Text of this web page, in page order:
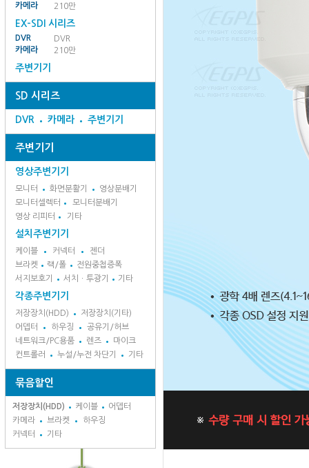
카메라
210만
EX-SDI 시리즈
DVR
DVR
카메라
210만
주변기기
SD 시리즈
DVR 카메라 주변기기
주변기기
영상주변기기
모니터 화면분활기
영상분배기
모니터셀렉터
모니터분배기
영상 리피터
기타
설치주변기기
케이블 커넥터
젠더
브라켓
랙/폴
전원중첩증폭
서지보호기
서치ㆍ투광기 기타
각종주변기기
저장장치(HDD)
저장장치(기타)
어뎁터
하우징
공유기/허브
네트워크/PC용품
렌즈
마이크
컨트롤러
누설/누전 차단기 기타
묶음할인
저장장치(HDD) 케이블
어뎁터
카메라
브라켓
하우징
커넥터
기타